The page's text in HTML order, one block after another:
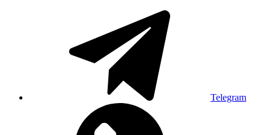
Telegram